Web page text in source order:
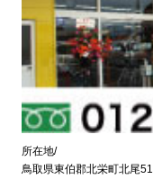
所在地/
鳥取県東伯郡北栄町北尾